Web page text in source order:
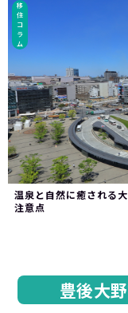
移
住
コ
ラ
ム
温泉と自然に癒される
注意点
豊後大